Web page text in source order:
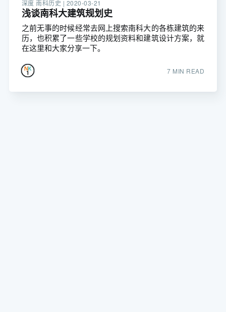
深度 南科历史 | 2020-03-21
浅谈南科大建筑规划史
之前无事的时候经常去网上搜索南科大的各栋建筑的来
历，也积累了一些学校的规划资料和建筑设计方案，就
在这里和大家分享一下。
7 MIN READ